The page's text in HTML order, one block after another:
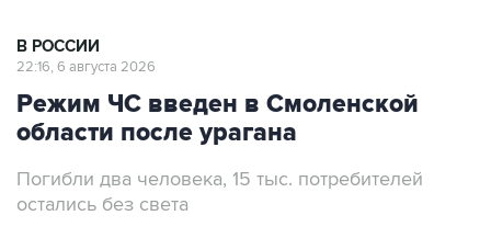
В РОССИИ
22:16, 6 августа 2026
Режим ЧС введен в Смоленской
области после урагана
Погибли два человека, 15 тыс. потребителей
остались без света